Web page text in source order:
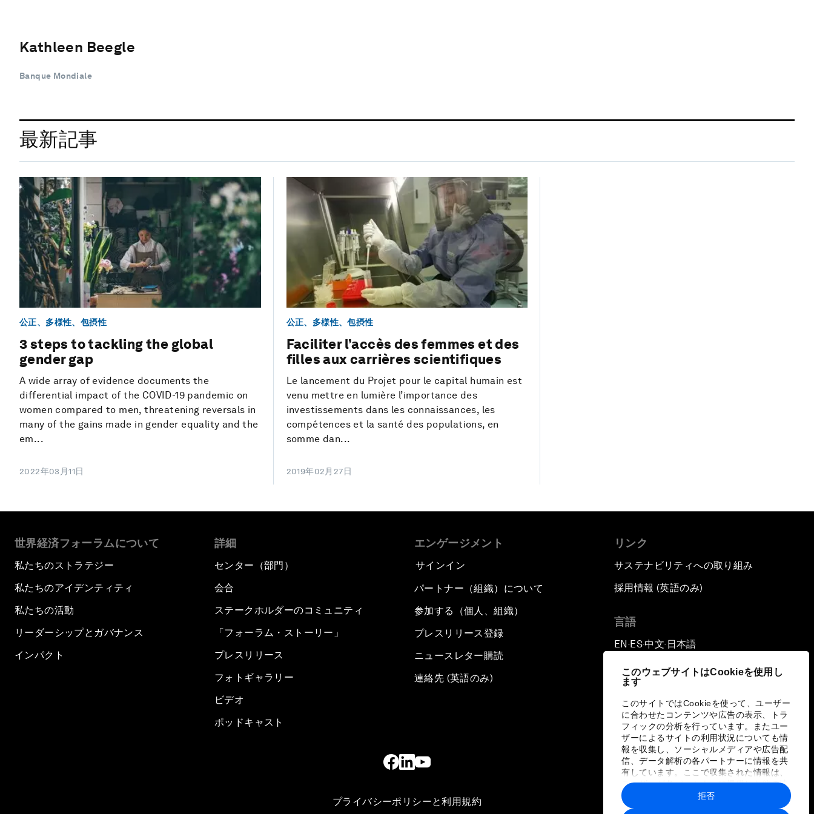
このウェブサイトはCookieを使用し
ます
このサイトではCookieを使って、ユーザー
に合わせたコンテンツや広告の表示、トラ
フィックの分析を行っています。またユー
ザーによるサイトの利用状況についても情
報を収集し、ソーシャルメディアや広告配
信、データ解析の各パートナーに情報を共
有しています。ここで収集された情報は、
ユーザーが各パートナーに提供した他の情
報や各パートナーのサービスを使用した際
に収集された情報と組み合わされ、各パー
拒否
Kathleen Beegle
Banque Mondiale
最新記事
公正、多様性、包摂性
3 steps to tackling the global
gender gap
A wide array of evidence documents the
differential impact of the COVID-19 pandemic on
women compared to men, threatening reversals in
many of the gains made in gender equality and the
em...
2022年03月11日
公正、多様性、包摂性
Faciliter l’accès des femmes et des
filles aux carrières scientifiques
Le lancement du Projet pour le capital humain est
venu mettre en lumière l’importance des
investissements dans les connaissances, les
compétences et la santé des populations, en
somme dan...
2019年02月27日
世界経済フォーラムについて
私たちのストラテジー
私たちのアイデンティティ
私たちの活動
リーダーシップとガバナンス
インパクト
詳細
センター（部門）
会合
ステークホルダーのコミュニティ
「フォーラム・ストーリー」
プレスリリース
フォトギャラリー
ビデオ
ポッドキャスト
エンゲージメント
サインイン
パートナー（組織）について
参加する（個人、組織）
プレスリリース登録
ニュースレター購読
連絡先 (英語のみ)
リンク
サステナビリティへの取り組み
採用情報 (英語のみ)
言語
EN ▪ ES▪中文▪ 日本語
プライバシーポリシーと利用規約